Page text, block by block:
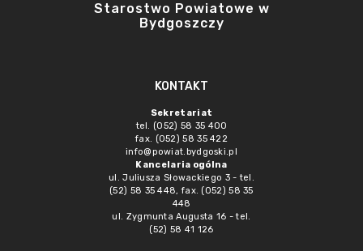
Starostwo Powiatowe w
Bydgoszczy
KONTAKT
Sekretariat
tel. (052) 58 35 400
fax. (052) 58 35 422
info@powiat.bydgoski.pl
Kancelaria ogólna
ul. Juliusza Słowackiego 3 - tel.
(52) 58 35 448, fax. (052) 58 35
448
ul. Zygmunta Augusta 16 - tel.
(52) 58 41 126